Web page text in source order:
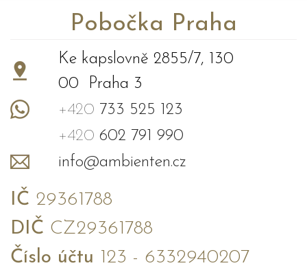
Pobočka Praha
Ke kapslovně 2855/7, 130
00 Praha 3
+420 733 525 123
+420 602 791 990
info@ambienten.cz
IČ 29361788
DIČ CZ29361788
Číslo účtu 123 - 6332940207